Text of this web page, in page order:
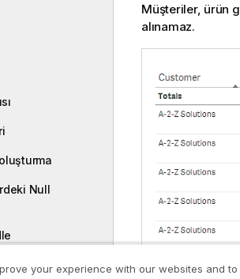
Null
Müşteriler, ürün
alınamaz.
your experience with our websites and to